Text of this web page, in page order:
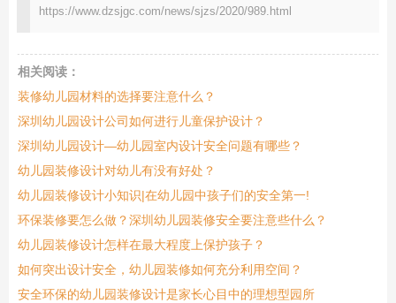
https://www.dzsjgc.com/news/sjzs/2020/989.html
相关阅读：
装修幼儿园材料的选择要注意什么？
深圳幼儿园设计公司如何进行儿童保护设计？
深圳幼儿园设计—幼儿园室内设计安全问题有哪些？
幼儿园装修设计对幼儿有没有好处？
幼儿园装修设计小知识|在幼儿园中孩子们的安全第一!
环保装修要怎么做？深圳幼儿园装修安全要注意些什么？
幼儿园装修设计怎样在最大程度上保护孩子？
如何突出设计安全，幼儿园装修如何充分利用​​空间？
安全环保的幼儿园装修设计是家长心目中的理想型园所